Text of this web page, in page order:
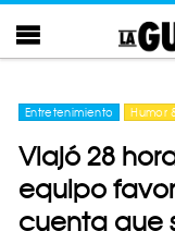
Entretenimiento Humor
Viajó 28
equipo
cuenta que